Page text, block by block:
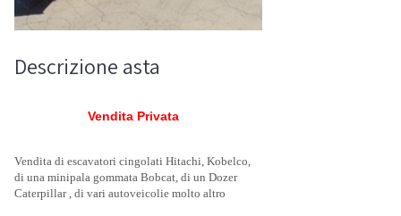
Descrizione asta
Vendita Privata
Vendita di escavatori cingolati Hitachi, Kobelco,
di una minipala gommata Bobcat, di un Dozer
Caterpillar , di vari autoveicolie molto altro